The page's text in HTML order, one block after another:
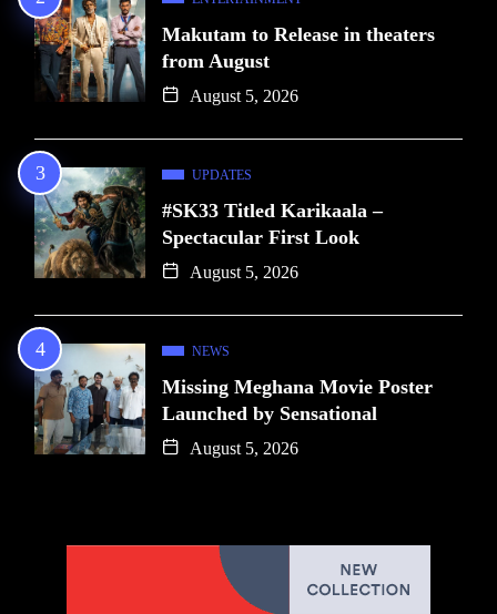
Makutam to Release in theaters
from August
August 5, 2026
UPDATES
#SK33 Titled Karikaala –
Spectacular First Look
August 5, 2026
NEWS
Missing Meghana Movie Poster
Launched by Sensational
August 5, 2026